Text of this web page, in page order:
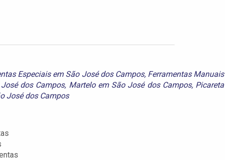
Especiais em São José dos Campos, Ferramentas Manuais
dos Campos, Martelo em São José dos Campos, Picareta
José dos Campos